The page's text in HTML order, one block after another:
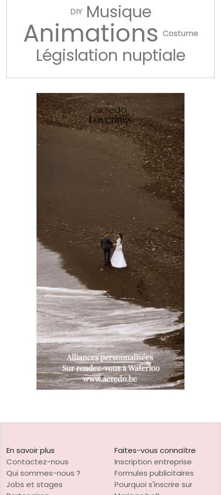
DIY Musique
Animations Costume
Législation nuptiale
En savoir plus
Contactez-nous
Qui sommes-nous ?
Jobs et stages
Faites-vous connaître
Inscription entreprise
Formules publicitaires
Pourquoi s'inscrire sur